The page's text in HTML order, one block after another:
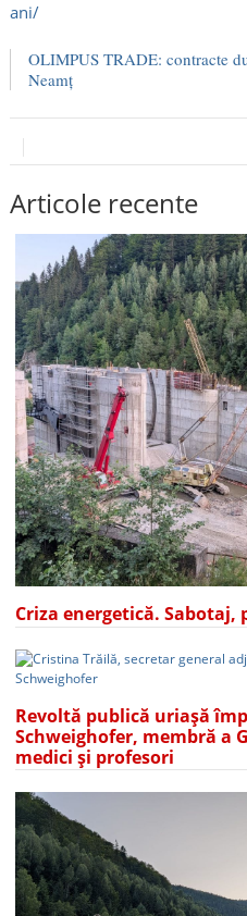
ani/
OLIMPUS TRADE: contracte
Neamț
Articole recente
Criza energetică. Sabotaj,
Revoltă publică uriașă
Schweighofer, membră a
medici și profesori